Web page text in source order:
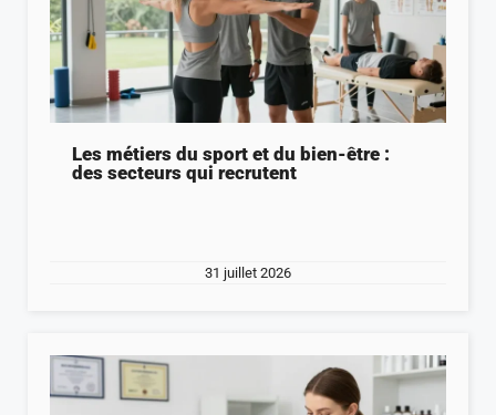
Les métiers du sport et du bien-être :
des secteurs qui recrutent
31 juillet 2026